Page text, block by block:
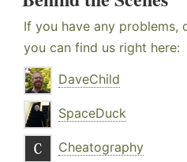
If you have any problems,
you can find us right here:
DaveChild
SpaceDuck
Cheatography